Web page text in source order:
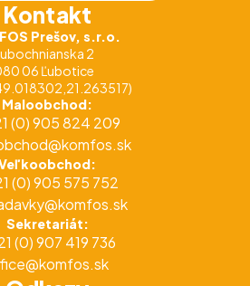
Kontakt
Prešov, s.r.o.
2
06 Ľubotice
Maloobchod:
(0) 905 824 209
(0) 905 575 752
Sekretariát:
(0) 907 419 736